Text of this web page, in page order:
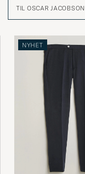
dag.TIL OSCAR JACOBSON
NYHET